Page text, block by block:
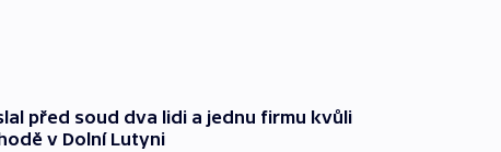
před soud dva lidi a jednu firmu kvůli
v Dolní Lutyni